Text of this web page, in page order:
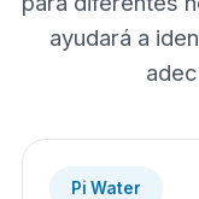
ayudará a
Pi Water